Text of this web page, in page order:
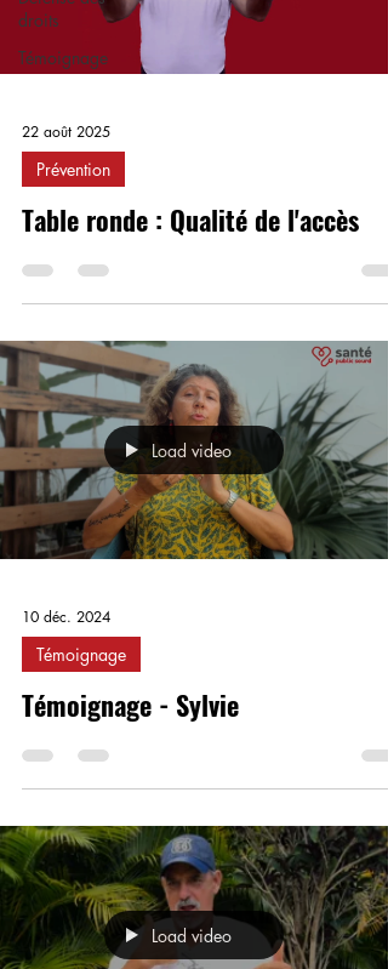
droits
Témoignage
22 août 2025
Prévention
Table ronde : Qualité de l'accès
Load video
10 déc. 2024
Témoignage
Témoignage - Sylvie
Load video